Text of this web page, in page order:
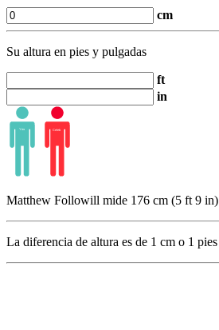
cm
Su altura en pies y pulgadas
ft
in
Matthew Followill mide 176 cm (5 ft 9 in)
La diferencia de altura es de 1 cm o 1 pies